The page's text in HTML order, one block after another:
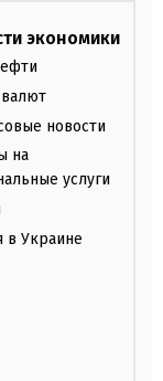
экономики
новости
на
услуги
в Украине